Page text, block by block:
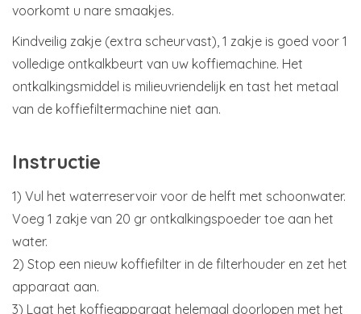
voorkomt u nare smaakjes.
Kindveilig zakje (extra scheurvast), 1 zakje is goed voor 1
volledige ontkalkbeurt van uw koffiemachine. Het
ontkalkingsmiddel is milieuvriendelijk en tast het metaal
van de koffiefiltermachine niet aan.
Instructie
1) Vul het waterreservoir voor de helft met schoonwater.
Voeg 1 zakje van 20 gr ontkalkingspoeder toe aan het
water.
2) Stop een nieuw koffiefilter in de filterhouder en zet het
apparaat aan.
3) Laat het koffieapparaat helemaal doorlopen met het